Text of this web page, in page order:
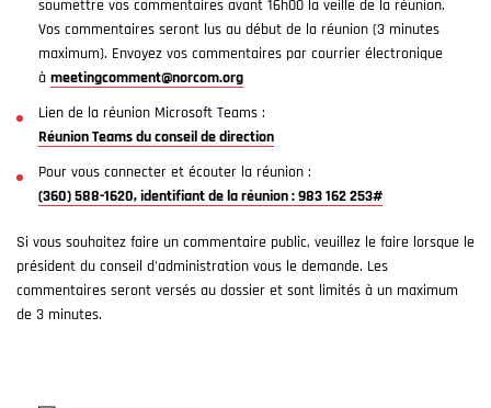
soumettre vos commentaires avant 16h00 la veille de la réunion.
Vos commentaires seront lus au début de la réunion (3 minutes
maximum). Envoyez vos commentaires par courrier électronique
à meetingcomment@norcom.org
Lien de la réunion Microsoft Teams :
Réunion Teams du conseil de direction
Pour vous connecter et écouter la réunion :
(360) 588-1620, identifiant de la réunion : 983 162 253#
Si vous souhaitez faire un commentaire public, veuillez le faire lorsque le
président du conseil d'administration vous le demande. Les
commentaires seront versés au dossier et sont limités à un maximum
de 3 minutes.